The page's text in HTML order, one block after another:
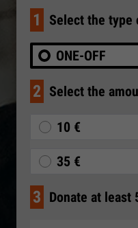
1 Select the type
ONE-OFF
2 Select the
10 €
35 €
3 Donate at